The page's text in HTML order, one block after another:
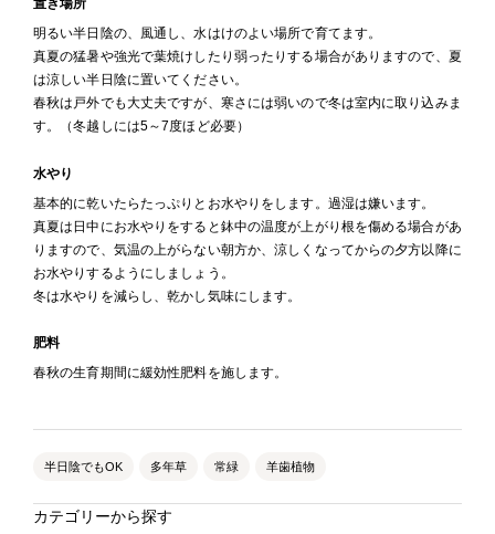
置き場所
明るい半日陰の、風通し、水はけのよい場所で育てます。
真夏の猛暑や強光で葉焼けしたり弱ったりする場合がありますので、夏
は涼しい半日陰に置いてください。
春秋は戸外でも大丈夫ですが、寒さには弱いので冬は室内に取り込みま
す。（冬越しには5～7度ほど必要）
水やり
基本的に乾いたらたっぷりとお水やりをします。過湿は嫌います。
真夏は日中にお水やりをすると鉢中の温度が上がり根を傷める場合があ
りますので、気温の上がらない朝方か、涼しくなってからの夕方以降に
お水やりするようにしましょう。
冬は水やりを減らし、乾かし気味にします。
肥料
春秋の生育期間に緩効性肥料を施します。
半日陰でもOK 多年草 常緑 羊歯植物
カテゴリーから探す